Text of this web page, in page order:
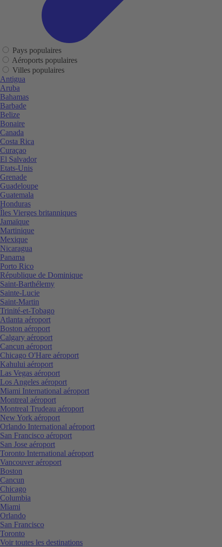
Pays populaires
Aéroports populaires
Villes populaires
Antigua
Aruba
Bahamas
Barbade
Belize
Bonaire
Canada
Costa Rica
Curaçao
El Salvador
Etats-Unis
Grenade
Guadeloupe
Guatemala
Honduras
Îles Vierges britanniques
Jamaïque
Martinique
Mexique
Nicaragua
Panama
Porto Rico
République de Dominique
Saint-Barthélemy
Sainte-Lucie
Saint-Martin
Trinité-et-Tobago
Atlanta aéroport
Boston aéroport
Calgary aéroport
Cancun aéroport
Chicago O'Hare aéroport
Kahului aéroport
Las Vegas aéroport
Los Angeles aéroport
Miami International aéroport
Montreal aéroport
Montreal Trudeau aéroport
New York aéroport
Orlando International aéroport
San Francisco aéroport
San Jose aéroport
Toronto International aéroport
Vancouver aéroport
Boston
Cancun
Chicago
Columbia
Miami
Orlando
San Francisco
Toronto
Voir toutes les destinations